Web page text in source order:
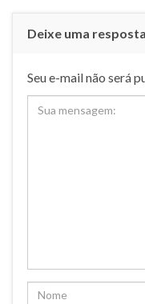
Deixe uma resposta
Seu e-mail não será